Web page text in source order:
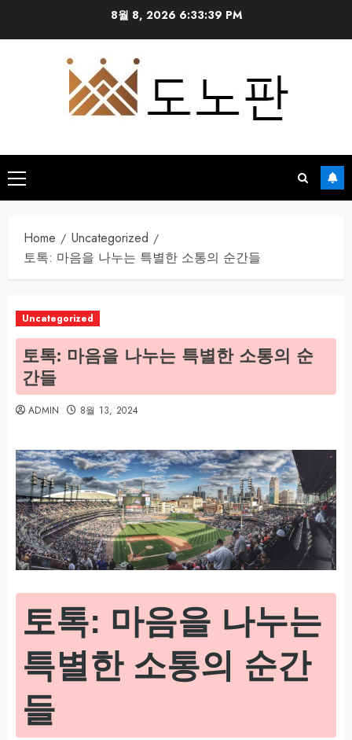
8월 8, 2026 6:33:40 PM
Primary
Menu
Home
Uncategorized
토톡: 마음을 나누는 특별한 소통의 순간들
Uncategorized
토톡: 마음을 나누는 특별한 소통의 순
간들
ADMIN 8월 13, 2024
토톡: 마음을 나누는
특별한 소통의 순간
들